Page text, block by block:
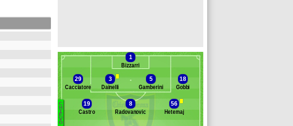
Banc des remplaçants Chievo Verone
Bressan
C
H
I
E
V
O
1
Bizzarri
29
Cacciatore
3
Dainelli
5
Gamberini
18
Gobbi
19
Castro
8
Radovanovic
56
Hetemaj